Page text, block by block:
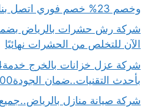
وخصم 23% خصم فوري اتصل بنا الان
الآن للتخلص من الحشرات نهائيًا
بأحدث التقنيات..ضمان الجودة100% اتصل الآن
شركة صيانة منازل